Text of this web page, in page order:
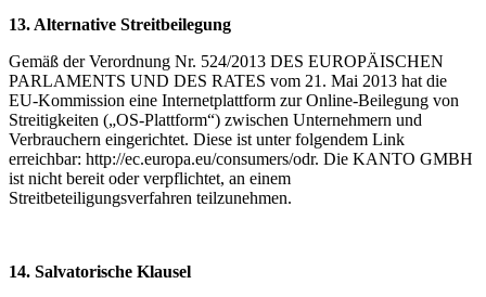
13. Alternative Streitbeilegung
Gemäß der Verordnung Nr. 524/2013 DES EUROPÄISCHEN
PARLAMENTS UND DES RATES vom 21. Mai 2013 hat die
EU-Kommission eine Internetplattform zur Online-Beilegung von
Streitigkeiten („OS-Plattform“) zwischen Unternehmern und
Verbrauchern eingerichtet. Diese ist unter folgendem Link
erreichbar: http://ec.europa.eu/consumers/odr. Die KANTO GMBH
ist nicht bereit oder verpflichtet, an einem
Streitbeteiligungsverfahren teilzunehmen.
14. Salvatorische Klausel